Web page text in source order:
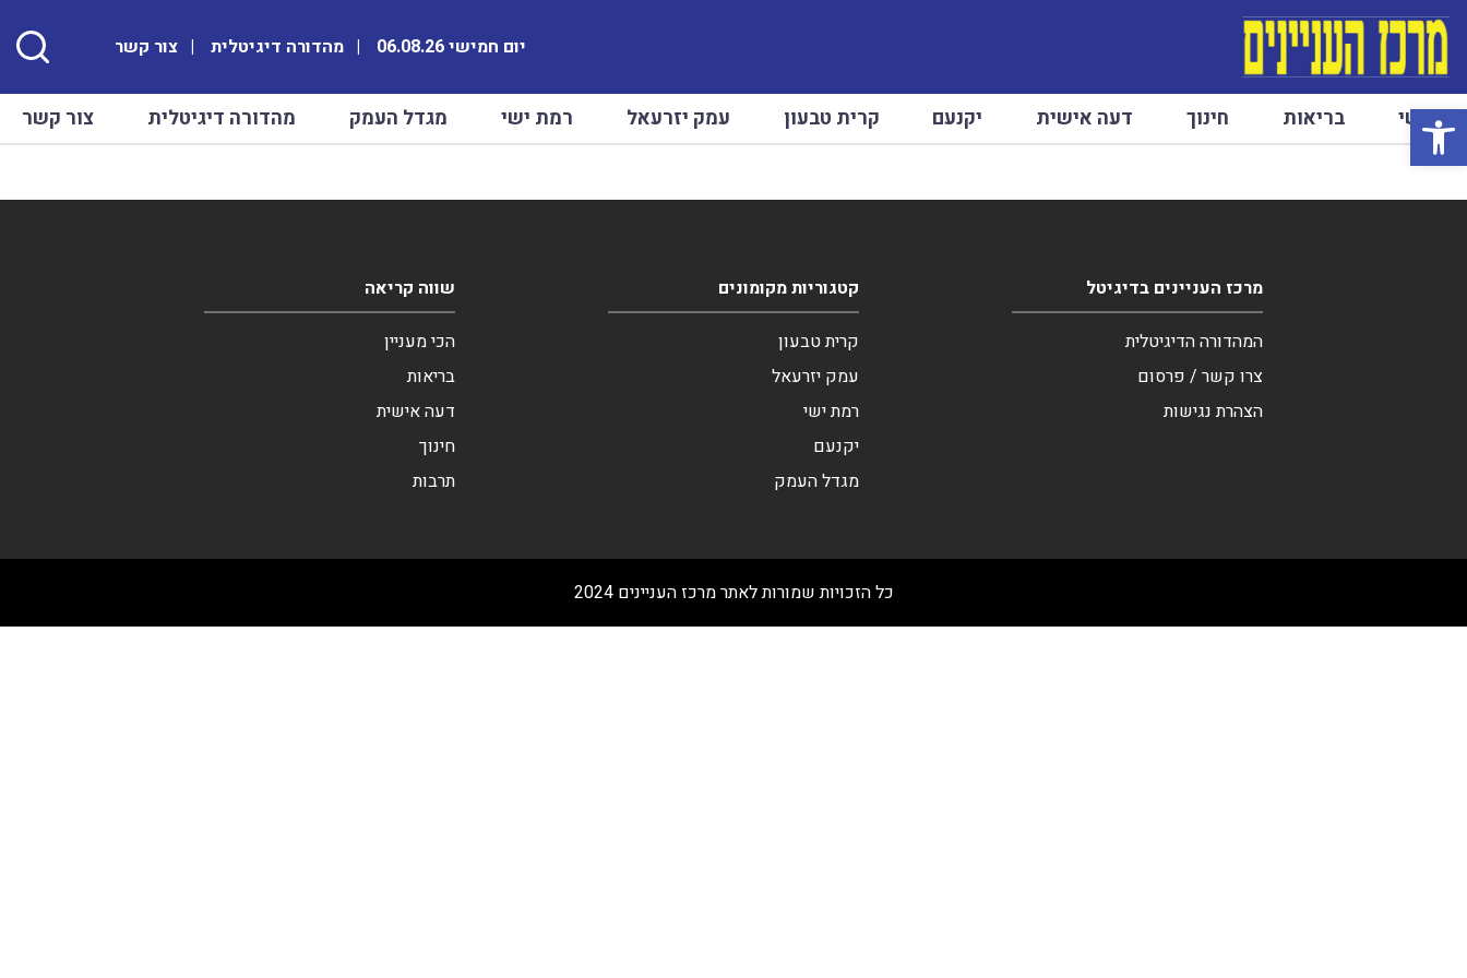
פתח סרגל נגישות
יום חמישי 06.08.26 מהדורה דיגיטלית צור קשר
ראשי בריאות חינוך דעה אישית יקנעם קרית טבעון עמק יזרעאל רמת ישי מגדל העמק מהדורה דיגיטלית צור קשר
מרכז העניינים בדיגיטל
המהדורה הדיגיטלית
צרו קשר / פרסום
הצהרת נגישות
קטגוריות מקומונים
קרית טבעון
עמק יזרעאל
רמת ישי
יקנעם
מגדל העמק
שווה קריאה
הכי מעניין
בריאות
דעה אישית
חינוך
תרבות
כל הזכויות שמורות לאתר מרכז העניינים 2024